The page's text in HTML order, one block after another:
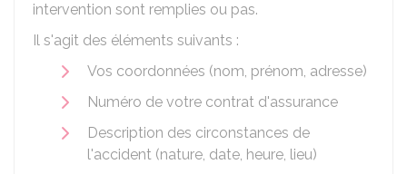
intervention sont remplies ou pas.
Il s'agit des éléments suivants :
Vos coordonnées (nom, prénom, adresse)
Numéro de votre contrat d'assurance
Description des circonstances de
l'accident (nature, date, heure, lieu)